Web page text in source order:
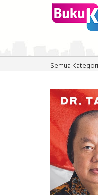
Semua Kategori